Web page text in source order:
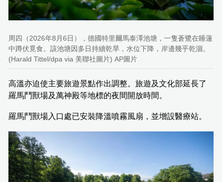
周四（2026年8月6日），德國特里爾馬泰澤池塘，一隻蒼鷺在睡蓮
中蹲伏覓食。該池塘因多日持續乾旱，水位下降，岸邊幾乎乾涸。
(Harald Tittel/dpa via 美聯社圖片) AP圖片
高溫亦迫使主要旅遊景點作出調整。旅遊及文化部延長了
羅馬鬥獸場及萬神殿等地標的夜間開放時間。
羅馬鬥獸場入口處已安裝降溫噴霧風扇，並增設醫療站。